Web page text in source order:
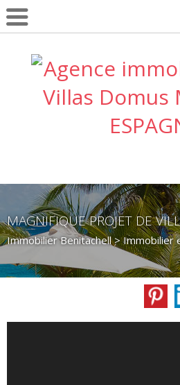
MAGNIFIQUE PROJET DE
Immobilier Benitachell >Immobilier